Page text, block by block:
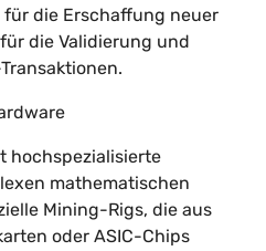
die Erschaffung neuer
die Validierung und
hochspezialisierte
mathematischen
Mining-Rigs, die aus
oder ASIC-Chips